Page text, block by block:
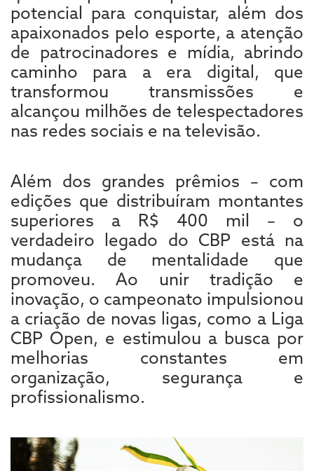
potencial para conquistar, além dos
apaixonados pelo esporte, a atenção
de patrocinadores e mídia, abrindo
caminho para a era digital, que
transformou transmissões e
alcançou milhões de telespectadores
nas redes sociais e na televisão.
Além dos grandes prêmios – com
edições que distribuíram montantes
superiores a R$ 400 mil – o
verdadeiro legado do CBP está na
mudança de mentalidade que
promoveu. Ao unir tradição e
inovação, o campeonato impulsionou
a criação de novas ligas, como a Liga
CBP Open, e estimulou a busca por
melhorias constantes em
organização, segurança e
profissionalismo.